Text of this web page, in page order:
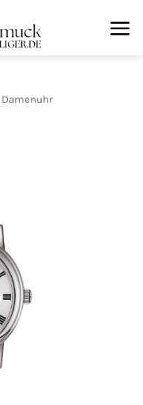
Damenuhr